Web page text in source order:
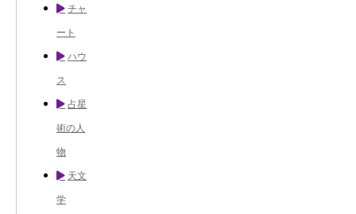
チャ
ート
ハウ
ス
占星
術の人
物
天文
学